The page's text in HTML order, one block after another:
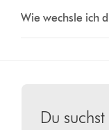
Wie wechsle ich
Du